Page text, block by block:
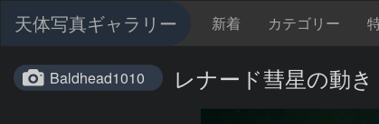
天体写真ギャラリー 新着 カテゴリー
Baldhead1010 レナード彗星の動き